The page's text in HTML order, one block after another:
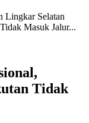
Lingkar Selatan
Masuk Jalur...
Tidak